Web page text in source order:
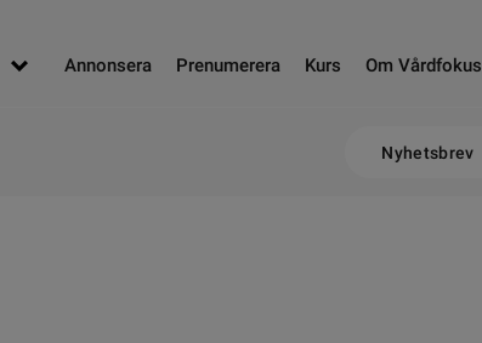
Annonsera Prenumerera Kurs Om Vårdfokus
Nyhetsbrev